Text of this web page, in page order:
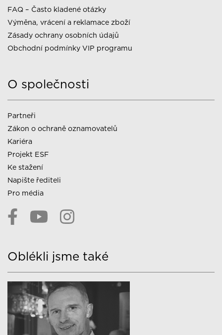
FAQ – Často kladené otázky
Výměna, vrácení a reklamace zboží
Zásady ochrany osobních údajů
Obchodní podmínky VIP programu
O společnosti
Partneři
Zákon o ochraně oznamovatelů
Kariéra
Projekt ESF
Ke stažení
Napište řediteli
Pro média
Oblékli jsme také